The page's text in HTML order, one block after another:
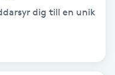
dig till en unik